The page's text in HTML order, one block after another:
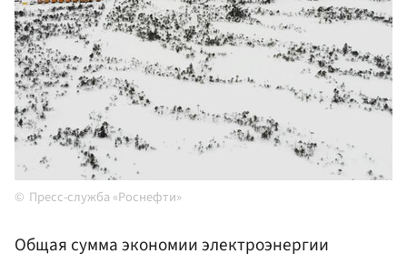
Пресс-служба «Роснефти»
Общая сумма экономии электроэнергии